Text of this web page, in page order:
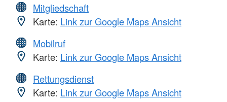
Mitgliedschaft
Karte: Link zur Google Maps Ansicht
Mobilruf
Karte: Link zur Google Maps Ansicht
Rettungsdienst
Karte: Link zur Google Maps Ansicht